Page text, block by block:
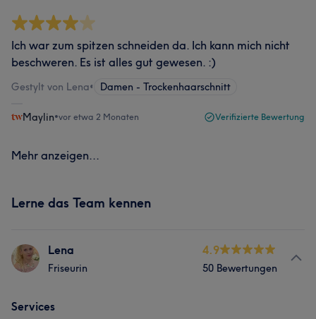
Ich war zum spitzen schneiden da. Ich kann mich nicht
beschweren. Es ist alles gut gewesen. :)
Gestylt von Lena• Damen - Trockenhaarschnitt
Maylin•vor etwa 2 Monaten Verifizierte Bewertung
Mehr anzeigen...
Lerne das Team kennen
Lena
Friseurin
4.9
50 Bewertungen
Services